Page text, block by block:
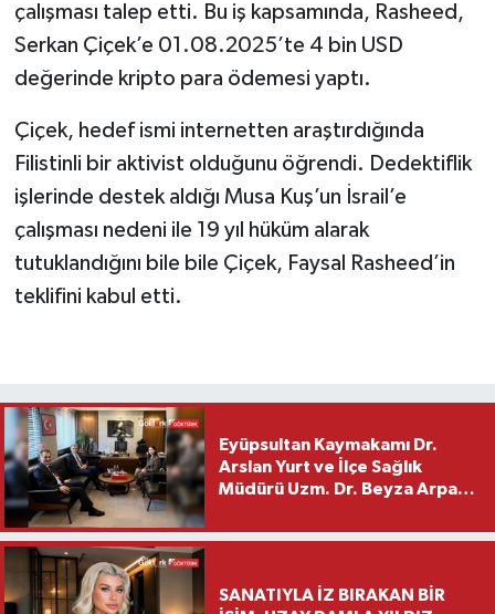
çalışması talep etti. Bu iş kapsamında, Rasheed,
Serkan Çiçek’e 01.08.2025’te 4 bin USD
değerinde kripto para ödemesi yaptı.
Çiçek, hedef ismi internetten araştırdığında
Filistinli bir aktivist olduğunu öğrendi. Dedektiflik
işlerinde destek aldığı Musa Kuş’un İsrail’e
çalışması nedeni ile 19 yıl hüküm alarak
tutuklandığını bile bile Çiçek, Faysal Rasheed’in
teklifini kabul etti.
Eyüpsultan Kaymakamı Dr.
Arslan Yurt ve İlçe Sağlık
Müdürü Uzm. Dr. Beyza Arpacı
Ziyareti
SANATIYLA İZ BIRAKAN BİR